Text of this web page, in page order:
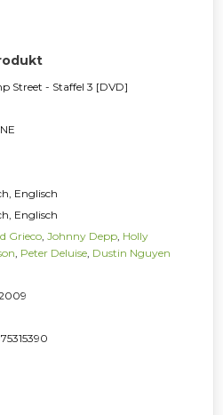
Street - Staffel 3 [DVD]
Englisch
Englisch
Grieco Johnny Depp Holly
Peter Deluise Dustin Nguyen